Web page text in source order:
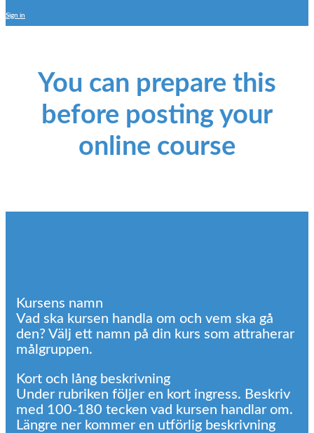
Sign in
You can prepare this
before posting your
online course
Kursens namn
Vad ska kursen handla om och vem ska gå
den? Välj ett namn på din kurs som attraherar
målgruppen.
Kort och lång beskrivning
Under rubriken följer en kort ingress. Beskriv
med 100-180 tecken vad kursen handlar om.
Längre ner kommer en utförlig beskrivning